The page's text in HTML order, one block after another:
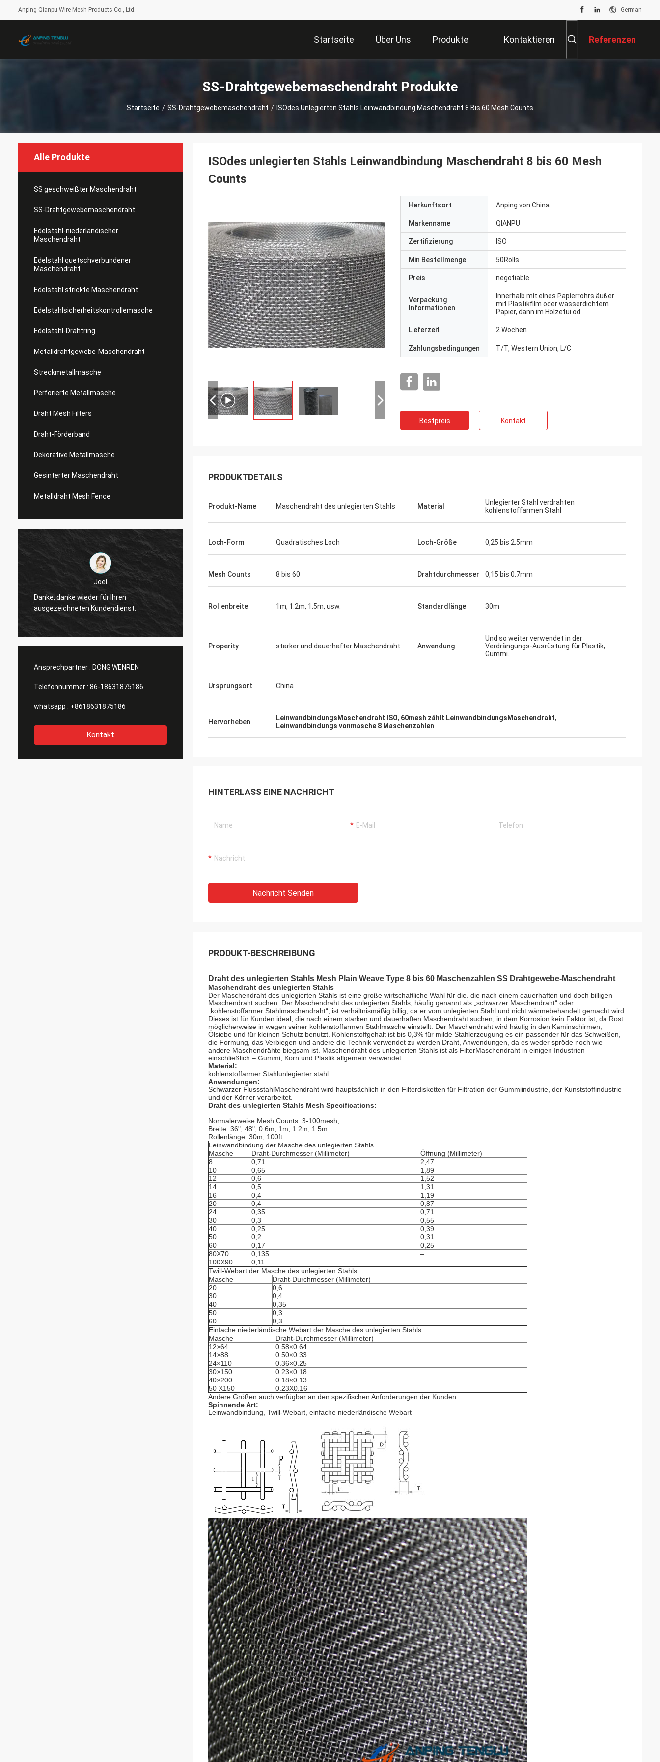
Anping Qianpu Wire Mesh Products Co., Ltd. German
Startseite Über Uns Produkte Kontaktieren Referenzen
SS-Drahtgewebemaschendraht Produkte
Startseite / SS-Drahtgewebemaschendraht / ISOdes Unlegierten Stahls Leinwandbindung Maschendraht 8 Bis 60 Mesh Counts
Alle Produkte
SS geschweißter Maschendraht
SS-Drahtgewebemaschendraht
Edelstahl-niederländischer
Maschendraht
Edelstahl quetschverbundener
Maschendraht
Edelstahl strickte Maschendraht
Edelstahlsicherheitskontrollemasche
Edelstahl-Drahtring
Metalldrahtgewebe-Maschendraht
Streckmetallmasche
Perforierte Metallmasche
Draht Mesh Filters
Draht-Förderband
Dekorative Metallmasche
Gesinterter Maschendraht
Metalldraht Mesh Fence
Joel
Danke, danke wieder für Ihren
ausgezeichneten Kundendienst.
ausgezeichneten Kundendienst.
Ansprechpartner : DONG WENREN
Telefonnummer : 86-18631875186
whatsapp : +8618631875186
Kontakt
ISOdes unlegierten Stahls Leinwandbindung Maschendraht 8 bis 60 Mesh
Counts
Herkunftsort Anping von China
Markenname QIANPU
Zertifizierung ISO
Min Bestellmenge 50Rolls
Preis negotiable
Verpackung
Informationen
Innerhalb mit eines Papierrohrs äußer
mit Plastikfilm oder wasserdichtem
Papier, dann im Holzetui od
Lieferzeit 2 Wochen
Zahlungsbedingungen T/T, Western Union, L/C
Bestpreis Kontakt
PRODUKTDETAILS
Produkt-Name Maschendraht des unlegierten Stahls Material
Unlegierter Stahl verdrahten
kohlenstoffarmen Stahl
Loch-Form Quadratisches Loch Loch-Größe 0,25 bis 2.5mm
Mesh Counts 8 bis 60 Drahtdurchmesser 0,15 bis 0.7mm
Rollenbreite 1m, 1.2m, 1.5m, usw. Standardlänge 30m
Properity starker und dauerhafter Maschendraht Anwendung
Und so weiter verwendet in der
Verdrängungs-Ausrüstung für Plastik,
Gummi.
Ursprungsort China
Hervorheben LeinwandbindungsMaschendraht ISO, 60mesh zählt LeinwandbindungsMaschendraht,
Leinwandbindungs vonmasche 8 Maschenzahlen
HINTERLASS EINE NACHRICHT
Nachricht Senden
PRODUKT-BESCHREIBUNG
Draht des unlegierten Stahls Mesh Plain Weave Type 8 bis 60 Maschenzahlen SS Drahtgewebe-Maschendraht
Maschendraht des unlegierten Stahls
Der Maschendraht des unlegierten Stahls ist eine große wirtschaftliche Wahl für die, die nach einem dauerhaften und doch billigen
Maschendraht suchen. Der Maschendraht des unlegierten Stahls, häufig genannt als „schwarzer Maschendraht“ oder
„kohlenstoffarmer Stahlmaschendraht“, ist verhältnismäßig billig, da er vom unlegierten Stahl und nicht wärmebehandelt gemacht wird.
Dieses ist für Kunden ideal, die nach einem starken und dauerhaften Maschendraht suchen, in dem Korrosion kein Faktor ist, da Rost
möglicherweise in wegen seiner kohlenstoffarmen Stahlmasche einstellt. Der Maschendraht wird häufig in den Kaminschirmen,
Ölsiebe und für kleinen Schutz benutzt. Kohlenstoffgehalt ist bis 0,3% für milde Stahlerzeugung es ein passender für das Schweißen,
die Formung, das Verbiegen und andere die Technik verwendet zu werden Draht, Anwendungen, da es weder spröde noch wie
andere Maschendrähte biegsam ist. Maschendraht des unlegierten Stahls ist als FilterMaschendraht in einigen Industrien
einschließlich – Gummi, Korn und Plastik allgemein verwendet.
Material:
kohlenstoffarmer Stahlunlegierter stahl
Anwendungen:
Schwarzer FlussstahlMaschendraht wird hauptsächlich in den Filterdisketten für Filtration der Gummiindustrie, der Kunststoffindustrie
und der Körner verarbeitet.
Draht des unlegierten Stahls Mesh Specifications:
Normalerweise Mesh Counts: 3-100mesh;
Breite: 36", 48", 0.6m, 1m, 1.2m, 1.5m.
Rollenlänge: 30m, 100ft.
Leinwandbindung der Masche des unlegierten Stahls
Masche
Draht-Durchmesser (Millimeter)
Öffnung (Millimeter)
8
0,71
2,47
10
0,65
1,89
12
0,6
1,52
14
0,5
1,31
16
0,4
1,19
20
0,4
0,87
24
0,35
0,71
30
0,3
0,55
40
0,25
0,39
50
0,2
0,31
60
0,17
0,25
80X70
0,135
–
100X90
0,11
–
Twill-Webart der Masche des unlegierten Stahls
Masche
Draht-Durchmesser (Millimeter)
20
0,6
30
0,4
40
0,35
50
0,3
60
0,3
Einfache niederländische Webart der Masche des unlegierten Stahls
Masche
Draht-Durchmesser (Millimeter)
12×64
0.58×0.64
14×88
0.50×0.33
24×110
0.36×0.25
30×150
0.23×0.18
40×200
0.18×0.13
50 X150
0.23X0.16
Andere Größen auch verfügbar an den spezifischen Anforderungen der Kunden.
Spinnende Art:
Leinwandbindung, Twill-Webart, einfache niederländische Webart